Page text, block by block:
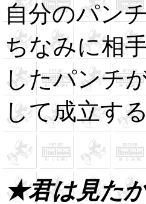
自分のパン
ちなみに相
したパンチ
して成立す
★君は見た